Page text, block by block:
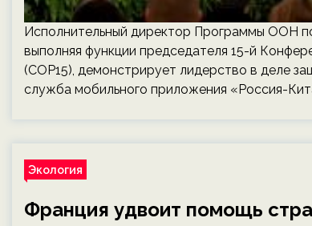
Исполнительный директор Программы ООН
выполняя функции председателя 15-й
(COP15), демонстрирует лидерство в деле
служба мобильного приложения «Россия-
Экология
Франция удвоит помощь